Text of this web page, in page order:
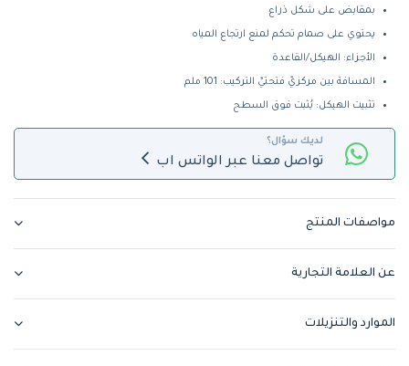
بمقابض على شكل ذراع
يحتوي على صمام تحكم لمنع ارتجاع المياه
الأجزاء: الهيكل/القاعدة
المسافة بين مركزيّ فتحتيِّ التركيب: 101 ملم
تثبيت الهيكل: يُثبت فوق السطح
لديك سؤال؟
تواصل معنا عبر الواتس اب
مواصفات المنتج
عن العلامة التجارية
الموارد والتنزيلات